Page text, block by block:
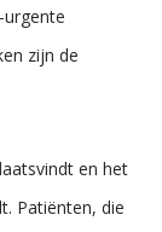
zijn de
en het
Patiënten, die